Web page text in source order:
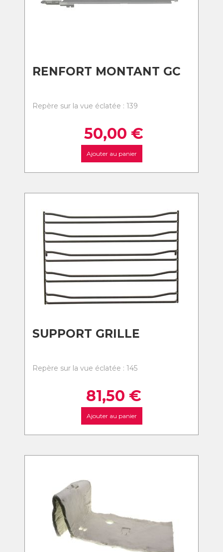
RENFORT MONTANT GC
Repère sur la vue éclatée : 139
50,00 €
Ajouter au panier
SUPPORT GRILLE
Repère sur la vue éclatée : 145
81,50 €
Ajouter au panier